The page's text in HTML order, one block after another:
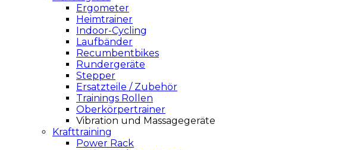
Ergometer
Heimtrainer
Indoor-Cycling
Laufbänder
Recumbentbikes
Rundergeräte
Stepper
Ersatzteile / Zubehör
Trainings Rollen
Oberkörpertrainer
Vibration und Massagegeräte
Krafttraining
Power Rack